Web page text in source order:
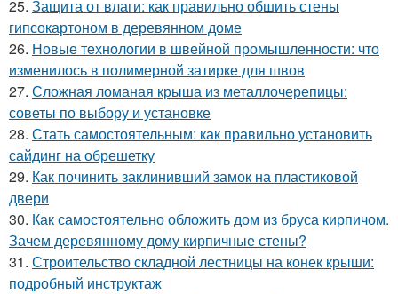
25. Защита от влаги: как правильно обшить стены
гипсокартоном в деревянном доме
26. Новые технологии в швейной промышленности: что
изменилось в полимерной затирке для швов
27. Сложная ломаная крыша из металлочерепицы:
советы по выбору и установке
28. Стать самостоятельным: как правильно установить
сайдинг на обрешетку
29. Как починить заклинивший замок на пластиковой
двери
30. Как самостоятельно обложить дом из бруса кирпичом.
Зачем деревянному дому кирпичные стены?
31. Строительство складной лестницы на конек крыши:
подробный инструктаж